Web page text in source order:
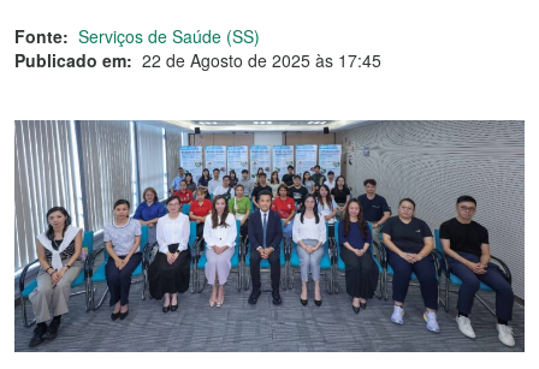
Fonte: Serviços de Saúde (SS)
Publicado em: 22 de Agosto de 2025 às 17:45